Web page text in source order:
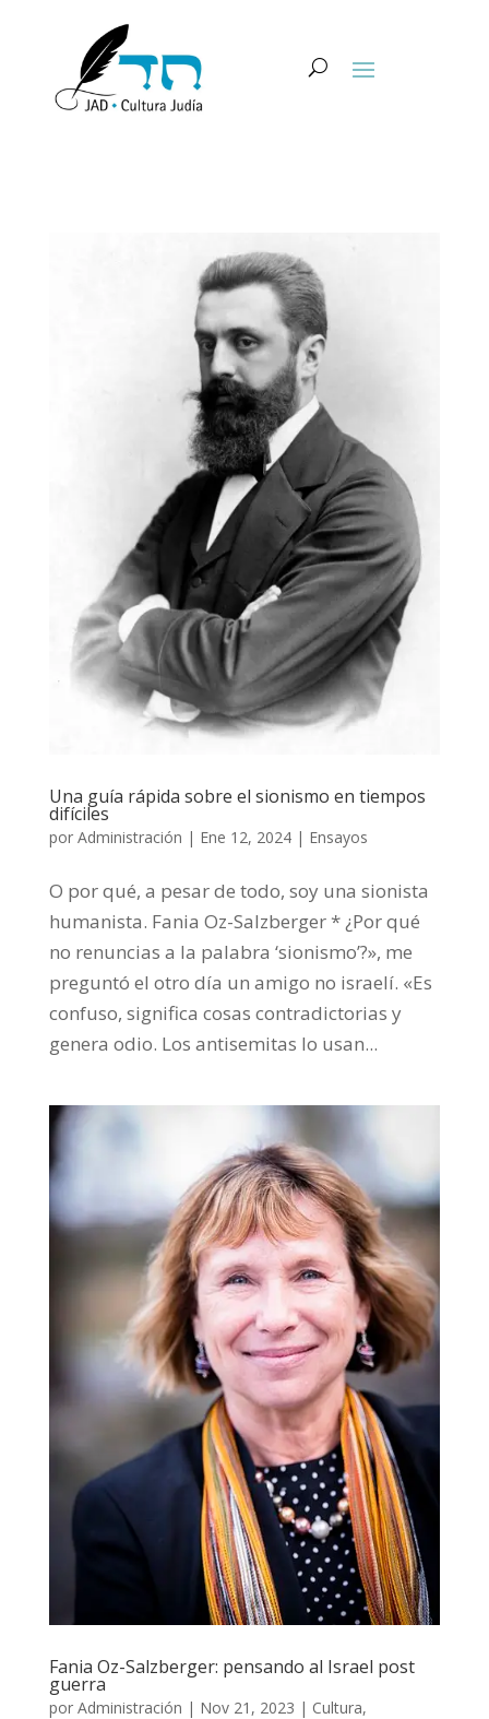
Una guía rápida sobre el sionismo en tiempos
difíciles
por Administración | Ene 12, 2024| Ensayos
O por qué, a pesar de todo, soy una sionista
humanista. Fania Oz-Salzberger * ¿Por qué
no renuncias a la palabra ‘sionismo’?», me
preguntó el otro día un amigo no israelí. «Es
confuso, significa cosas contradictorias y
genera odio. Los antisemitas lo usan...
Fania Oz-Salzberger: pensando al Israel post
guerra
por Administración | Nov 21, 2023 | Cultura,